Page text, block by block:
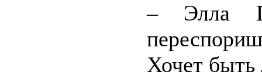
– Элла
Хочет быть